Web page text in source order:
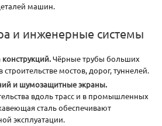
машин.
и инженерные системы
Чёрные трубы больших
мостов, дорог, туннелей.
и шумозащитные экраны.
вдоль трасс и в промышленных
сталь обеспечивают
эксплуатации.